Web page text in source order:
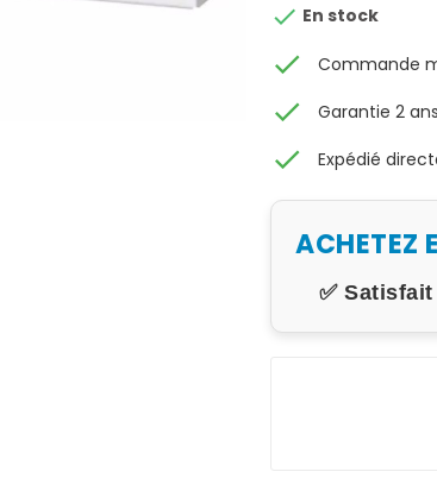
 En stock
check Commande
check Garantie 2 ans
check Expédié
ACHETEZ
✅